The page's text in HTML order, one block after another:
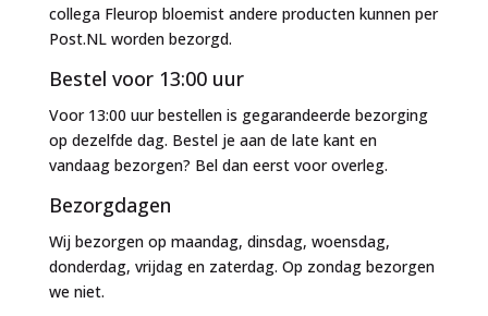
collega Fleurop bloemist andere producten kunnen per
Post.NL worden bezorgd.
Bestel voor 13:00 uur
Voor 13:00 uur bestellen is gegarandeerde bezorging
op dezelfde dag. Bestel je aan de late kant en
vandaag bezorgen? Bel dan eerst voor overleg.
Bezorgdagen
Wij bezorgen op maandag, dinsdag, woensdag,
donderdag, vrijdag en zaterdag. Op zondag bezorgen
we niet.